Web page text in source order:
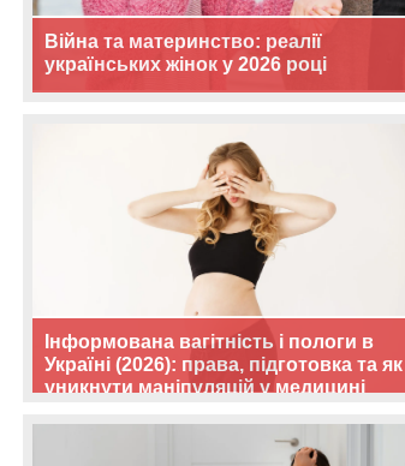
Війна та материнство: реалії
українських жінок у 2026 році
Інформована вагітність і пологи в
Україні (2026): права, підготовка та як
уникнути маніпуляцій у медицині